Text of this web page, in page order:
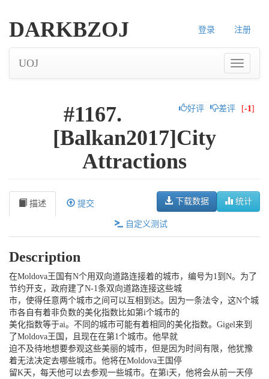
登录 注册
DARKBZOJ
UOJ
好评 差评 [-1]
#1167.
[Balkan2017]City
Attractions
统计
下载数据
描述 提交
自定义测试
Description
在Moldova王国有N个用双向道路连接着的城市，编号为1到N。为了
节约开支，政府建了N-1条双向道路连接这些城
市，使得任意两个城市之间可以互相到达。因为一条法令，这N个城
市各自有着非负数的美化指数比如第i个城市的
美化指数等于ai。不同的城市可能有着相同的美化指数。Gigel来到
了Moldova王国，且现在在第1个城市。他早就
迫不及待地想要参观这些美丽的城市，但是因为时间有限，他犹豫
着无法决定去哪些城市。他将在Moldova王国停
留K天，每天他可以去参观一些城市。在第i天，他将会从前一天停